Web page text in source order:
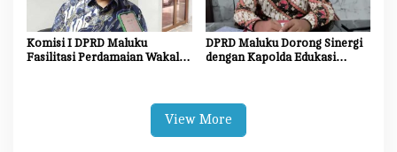
Komisi I DPRD Maluku
Fasilitasi Perdamaian Wakal-
DPRD Maluku Dorong Sinergi
dengan Kapolda Edukasi
View More